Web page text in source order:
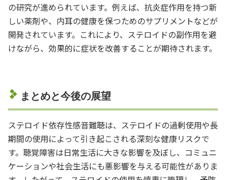
の研究が進められています。例えば、抗炎症作用を持つ新
しい薬剤や、内耳の健康を保つためのサプリメントなどが
開発されています。これにより、ステロイドの副作用を避
けながら、効果的に症状を改善することが期待されます。
まとめと今後の展望
ステロイド依存性感音難聴は、ステロイドの過剰使用や長
期間の使用によって引き起こされる深刻な健康リスクで
す。聴覚障害は日常生活に大きな影響を及ぼし、コミュニ
ケーションや社会生活にも悪影響を与える可能性がありま